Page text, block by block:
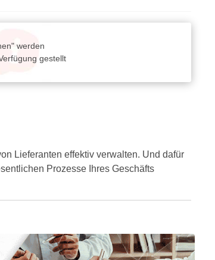
werden
gestellt
Lieferanten effektiv verwalten. Und dafür
Prozesse Ihres Geschäfts